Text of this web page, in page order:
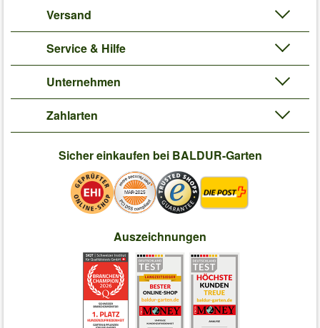
Versand
Service & Hilfe
Unternehmen
Zahlarten
Sicher einkaufen bei BALDUR-Garten
Auszeichnungen